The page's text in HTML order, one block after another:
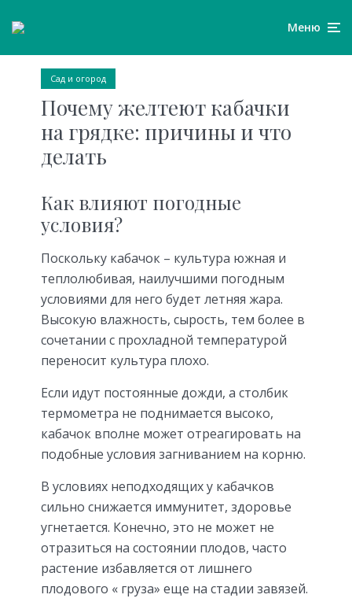
Меню
Сад и огород
Почему желтеют кабачки
на грядке: причины и что
делать
Как влияют погодные
условия?
Поскольку кабачок – культура южная и
теплолюбивая, наилучшими погодным
условиями для него будет летняя жара.
Высокую влажность, сырость, тем более в
сочетании с прохладной температурой
переносит культура плохо.
Если идут постоянные дожди, а столбик
термометра не поднимается высоко,
кабачок вполне может отреагировать на
подобные условия загниванием на корню.
В условиях неподходящих у кабачков
сильно снижается иммунитет, здоровье
угнетается. Конечно, это не может не
отразиться на состоянии плодов, часто
растение избавляется от лишнего
плодового « груза» еще на стадии завязей.